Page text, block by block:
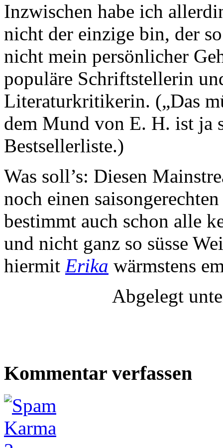
Inzwischen habe ich
nicht der einzige bin, der
nicht mein persönlicher
populäre Schriftstellerin
Literaturkritikerin. („Das
dem Mund von E. H. ist ja
Bestsellerliste.)
Was soll’s: Diesen
noch einen
bestimmt auch schon alle
und nicht ganz so süsse
hiermit Erika wärmstens
Abgelegt
Kommentar verfassen